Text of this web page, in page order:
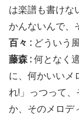
は楽譜も書けな
かんないんで、
百々 : どういう
藤森 :何となく
に、何かいいメ
れ!」っつって
か、そのメロデ